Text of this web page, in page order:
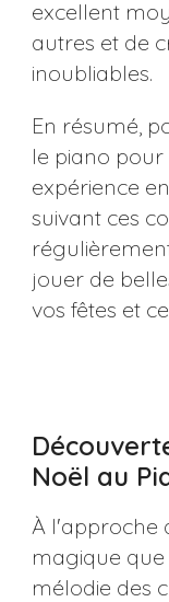
excellent
autres et de
inoubliables.
En résumé,
le piano
expérience
suivant ces
jouer de
vos fêtes et
Noël au
À l'approche
magique
mélodie des